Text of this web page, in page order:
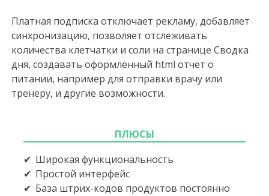
Платная подписка отключает рекламу, добавляет
синхронизацию, позволяет отслеживать
количества клетчатки и соли на странице Сводка
дня, создавать оформленный html отчет о
питании, например для отправки врачу или
тренеру, и другие возможности.
ПЛЮСЫ
Широкая функциональность
Простой интерфейс
База штрих-кодов продуктов постоянно